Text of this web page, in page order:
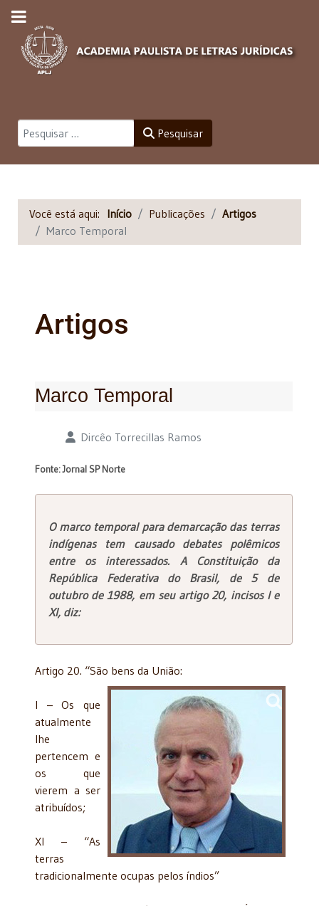
Pesquisar Pesquisar
Você está aqui: Início Publicações
Artigos
Marco Temporal
Artigos
Marco Temporal
Detalhes Dircêo Torrecillas Ramos
Fonte: Jornal SP Norte
O marco temporal para demarcação das terras
indígenas tem causado debates polêmicos
entre os interessados. A Constituição da
República Federativa do Brasil, de 5 de
outubro de 1988, em seu artigo 20, incisos I e
XI, diz:
Artigo 20. “São bens da União:
I – Os que
atualmente
lhe
pertencem e
os que
vierem a ser
atribuídos;
XI – “As
terras
tradicionalmente ocupas pelos índios”